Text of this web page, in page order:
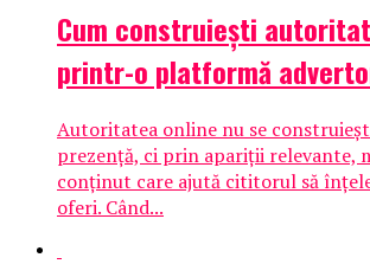
Cum construiești
printr-o platformă
Autoritatea online nu se
prezență, ci prin apariții relevante,
conținut care ajută cititorul să
oferi. Când...